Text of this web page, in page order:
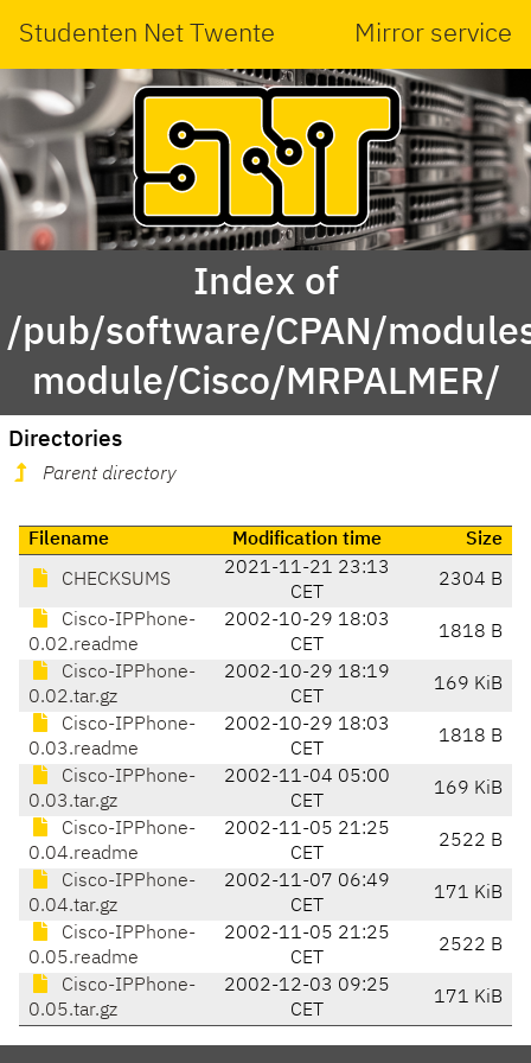
Studenten Net Twente Mirror service
Index of
/pub/software/CPAN/
module/Cisco/MRPALMER/
Directories
Parent directory
Filename Modification time Size
CHECKSUMS
2021-11-21 23:13
CET
2304 B
Cisco-IPPhone-
0.02.readme
2002-10-29 18:03
CET
1818 B
Cisco-IPPhone-
0.02.tar.gz
2002-10-29 18:19
CET
169 KiB
Cisco-IPPhone-
0.03.readme
2002-10-29 18:03
CET
1818 B
Cisco-IPPhone-
0.03.tar.gz
2002-11-04 05:00
CET
169 KiB
Cisco-IPPhone-
0.04.readme
2002-11-05 21:25
CET
2522 B
Cisco-IPPhone-
0.04.tar.gz
2002-11-07 06:49
CET
171 KiB
Cisco-IPPhone-
0.05.readme
2002-11-05 21:25
CET
2522 B
Cisco-IPPhone-
0.05.tar.gz
2002-12-03 09:25
CET
171 KiB